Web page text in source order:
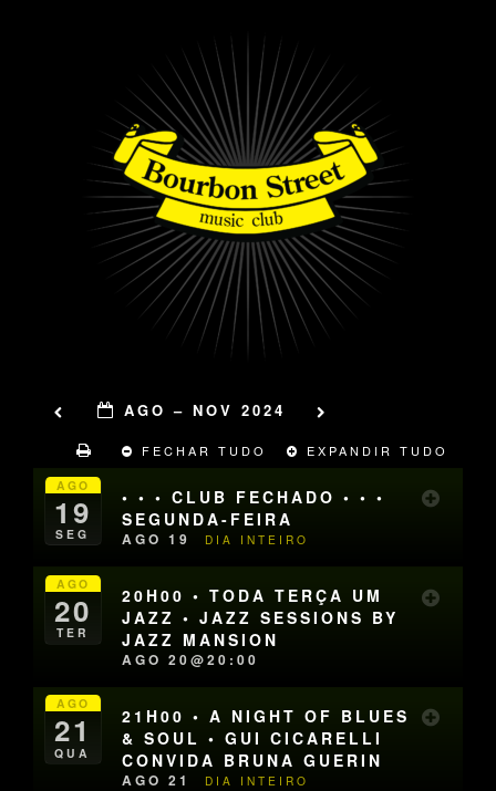
AGO – NOV 2024
FECHAR TUDO EXPANDIR TUDO
AGO
19
SEG
• • • CLUB FECHADO • • •
SEGUNDA-FEIRA
AGO 19 DIA INTEIRO
AGO
20
TER
20H00 • TODA TERÇA UM
JAZZ • JAZZ SESSIONS BY
JAZZ MANSION
AGO 20@20:00
AGO
21
QUA
21H00 • A NIGHT OF BLUES
& SOUL • GUI CICARELLI
CONVIDA BRUNA GUERIN
AGO 21 DIA INTEIRO